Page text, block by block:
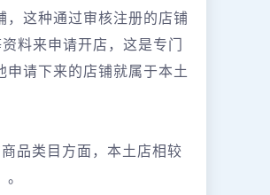
，这种通过审核注册的店铺
料来申请开店，这是专门
申请下来的店铺就属于本土
品类目方面，本土店相较